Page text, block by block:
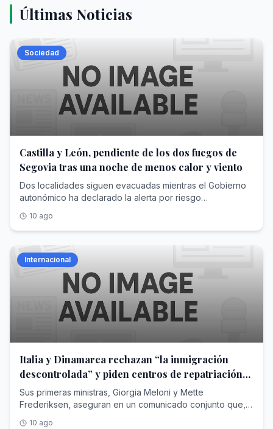
Últimas Noticias
Sociedad
Castilla y León, pendiente de los dos fuegos de
Segovia tras una noche de menos calor y viento
Dos localidades siguen evacuadas mientras el Gobierno
autonómico ha declarado la alerta por riesgo
10 ago
Internacional
Italia y Dinamarca rechazan “la inmigración
descontrolada” y piden centros de repatriación
en terceros países
Sus primeras ministras, Giorgia Meloni y Mette
Frederiksen, aseguran en un comunicado conjunto que,
10 ago